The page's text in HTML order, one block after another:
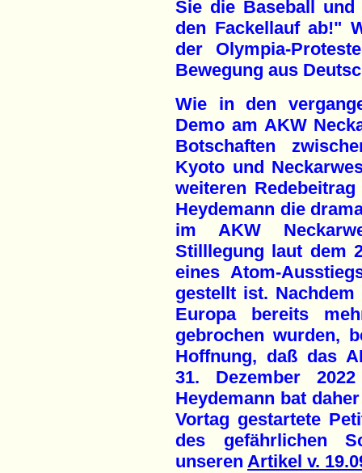
Sie die Baseball und
den Fackellauf ab!"
der Olympia-
Bewegung aus
Wie in den
Demo am AKW
Botschaften
Kyoto und
weiteren
Heydemann die
im AKW
Stilllegung laut dem
eines Atom-
gestellt ist.
Europa bereits
gebrochen wurden,
Hoffnung, daß das
31. Dezember
Heydemann bat
Vortag gestartete
des gefährlichen
unseren Artikel v.